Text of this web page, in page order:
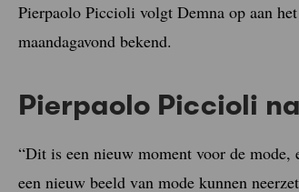
Pierpaolo Piccioli volgt Demna op aan
maandagavond bekend.
Pierpaolo Piccioli
“Dit is een nieuw moment voor de
een nieuw beeld van mode kunnen